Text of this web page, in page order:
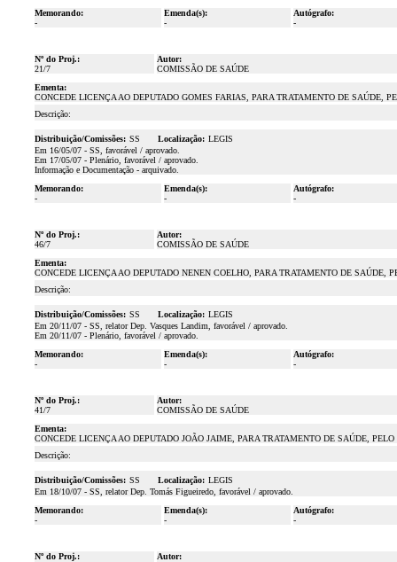
Memorando:
-
Emenda(s):
-
Autógrafo:
-
Nº do Proj.:
21/7
Autor:
COMISSÃO DE SAÚDE
Ementa:
CONCEDE LICENÇA AO DEPUTADO GOMES FARIAS, PARA TRATAMENTO DE SAÚDE,
Descrição:
Distribuição/Comissões: SS Localização: LEGIS
Em 16/05/07 - SS, favorável / aprovado.
Em 17/05/07 - Plenário, favorável / aprovado.
Informação e Documentação - arquivado.
Memorando:
-
Emenda(s):
-
Autógrafo:
-
Nº do Proj.:
46/7
Autor:
COMISSÃO DE SAÚDE
Ementa:
CONCEDE LICENÇA AO DEPUTADO NENEN COELHO, PARA TRATAMENTO DE SAÚDE,
Descrição:
Distribuição/Comissões: SS Localização: LEGIS
Em 20/11/07 - SS, relator Dep. Vasques Landim, favorável / aprovado.
Em 20/11/07 - Plenário, favorável / aprovado.
Memorando:
-
Emenda(s):
-
Autógrafo:
-
Nº do Proj.:
41/7
Autor:
COMISSÃO DE SAÚDE
Ementa:
CONCEDE LICENÇA AO DEPUTADO JOÃO JAIME, PARA TRATAMENTO DE SAÚDE,
Descrição:
Distribuição/Comissões: SS Localização: LEGIS
Em 18/10/07 - SS, relator Dep. Tomás Figueiredo, favorável / aprovado.
Memorando:
-
Emenda(s):
-
Autógrafo:
-
Nº do Proj.:
Autor: